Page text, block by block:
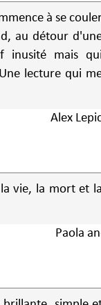
à se
au détour
inusité mais
Alex
vie, la mort et
Paola